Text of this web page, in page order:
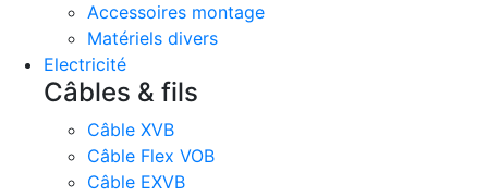
Accessoires montage
Matériels divers
Electricité
Câbles & fils
Câble XVB
Câble Flex VOB
Câble EXVB